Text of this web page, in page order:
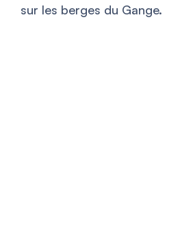
sur les berges du Gange.